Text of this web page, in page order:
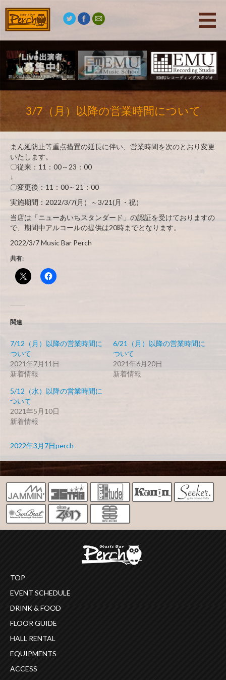
3/7（月）以降の営業時間について
まん延防止等重点措置の延長に伴い、営業時間を次のとおり変更
いたします。
〇従来：11：00～23：00
↓
〇変更後：11：00～21：00
実施期間：2022/3/7(月）～3/21(月・祝）
当店は「ニューあいちスタンダード」の認証を受けておりますの
で、期間中アルコールの提供は20時までとなります。
2022/3/7 Music Bar Perch
共有:
関連
7/12（月）以降の営業時間に
ついて
2021年7月11日
新着情報
6/21（月）以降の営業時間に
ついて
2021年6月20日
新着情報
5/12（水）以降の営業時間に
ついて
2021年5月10日
新着情報
投
2022年3月7日作
者
perch
TOP
EVENT SCHEDULE
DRINK & FOOD
FLOOR GUIDE
HALL RENTAL
EQUIPMENTS
ACCESS